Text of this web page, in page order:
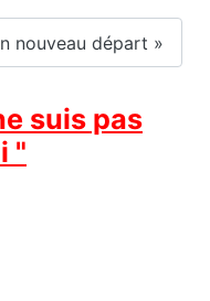
nouveau départ »
suis pas
"